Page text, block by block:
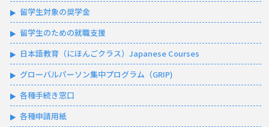
留学生対象の奨学金
留学生のための就職支援
日本語教育（にほんごクラス）Japanese Courses
グローバルパーソン集中プログラム（GRIP)
各種手続き窓口
各種申請用紙